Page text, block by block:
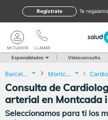
te
Regístrate
LLAMAR
MI CUENTA
Especialidades Videoconsulta
Barcelona Montcada i Reixac
Consulta de
arterial en Montcada
Seleccionamos para ti los